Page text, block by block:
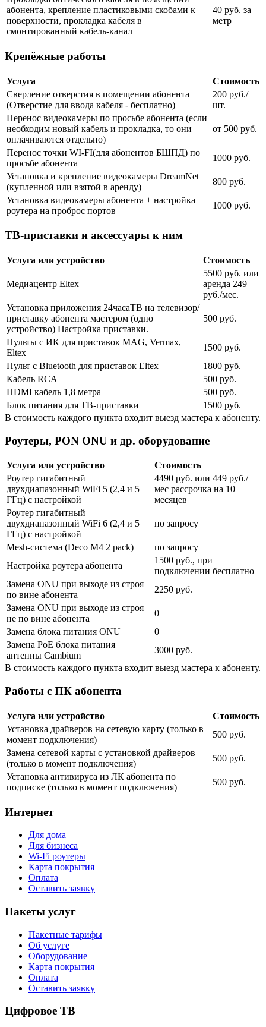
абонента, крепление пластиковыми скобами к
поверхности, прокладка кабеля в
смонтированный кабель-канал
40 руб. за
метр
Крепёжные работы
Услуга
Стоимость
Сверление отверстия в помещении абонента
(Отверстие для ввода кабеля - бесплатно)
200 руб./
шт.
Перенос видеокамеры по просьбе абонента (если
необходим новый кабель и прокладка, то они
оплачиваются отдельно)
от 500 руб.
Перенос точки WI-FI(для абонентов БШПД) по
просьбе абонента
1000 руб.
Установка и крепление видеокамеры DreamNet
(купленной или взятой в аренду)
800 руб.
Установка видеокамеры абонента + настройка
роутера на проброс портов
1000 руб.
ТВ-приставки и аксессуары к ним
Услуга или устройство Стоимость
Медиацентр Eltex
5500 руб. или
аренда 249
руб./мес.
Установка приложения 24часаТВ на телевизор/
приставку абонента мастером (одно
устройство) Настройка приставки.
500 руб.
Пульты с ИК для приставок MAG, Vermax,
Eltex
1500 руб.
Пульт с Bluetooth для приставок Eltex
1800 руб.
Кабель RCA
500 руб.
HDMI кабель 1,8 метра
500 руб.
Блок питания для ТВ-приставки
1500 руб.
В стоимость каждого пункта входит выезд мастера к абоненту.
Роутеры, PON ONU и др. оборудование
Услуга или устройство
Стоимость
Роутер гигабитный
двухдиапазонный WiFi 5 (2,4 и 5
ГГц) с настройкой
4490 руб. или 449 руб./
мес рассрочка на 10
месяцев
Роутер гигабитный
двухдиапазонный WiFi 6 (2,4 и 5
ГГц) с настройкой
по запросу
Mesh-система (Deco M4 2 pack)
по запросу
Настройка роутера абонента
1500 руб., при
подключении бесплатно
Замена ONU при выходе из строя
по вине абонента
2250 руб.
Замена ONU при выходе из строя
не по вине абонента
0
Замена блока питания ONU
0
Замена PoE блока питания
антенны Cambium
3000 руб.
В стоимость каждого пункта входит выезд мастера к абоненту.
Работы с ПК абонента
Услуга или устройство
Стоимость
Установка драйверов на сетевую карту (только в
момент подключения)
500 руб.
Замена сетевой карты с установкой драйверов
(только в момент подключения)
500 руб.
Установка антивируса из ЛК абонента по
подписке (только в момент подключения)
500 руб.
Интернет
Для дома
Для бизнеса
Wi-Fi роутеры
Карта покрытия
Оплата
Оставить заявку
Пакеты услуг
Пакетные тарифы
Об услуге
Оборудование
Карта покрытия
Оплата
Оставить заявку
Цифровое ТВ